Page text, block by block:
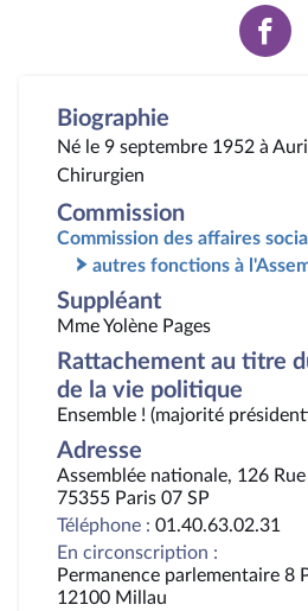
Voir
la
Biographie
Né le 9 septembre 1952 à
Chirurgien
Commission
Commission des affaires
autres fonctions à
Suppléant
Mme Yolène Pages
Rattachement au titre
de la vie politique
Ensemble ! (majorité
Adresse
Assemblée nationale, 126
75355 Paris 07 SP
Téléphone : 01.40.63.02.31
En circonscription :
Permanence parlementaire 8
12100 Millau